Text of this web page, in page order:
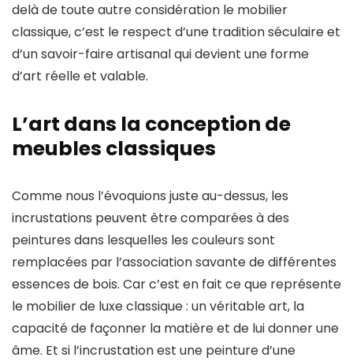
delà de toute autre considération le mobilier
classique, c’est le respect d’une tradition séculaire et
d’un savoir-faire artisanal qui devient une forme
d’art réelle et valable.
L’art dans la conception de
meubles classiques
Comme nous l’évoquions juste au-dessus, les
incrustations peuvent être comparées à des
peintures dans lesquelles les couleurs sont
remplacées par l’association savante de différentes
essences de bois. Car c’est en fait ce que représente
le mobilier de luxe classique : un véritable art, la
capacité de façonner la matière et de lui donner une
âme. Et si l’incrustation est une peinture d’une